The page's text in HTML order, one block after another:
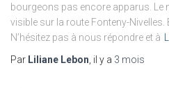
bourgeons pas encore apparus. Le
visible sur la route Fonteny-Nivelles.
N’hésitez pas à nous répondre et à
Par Liliane Lebon , il y a 3 mois